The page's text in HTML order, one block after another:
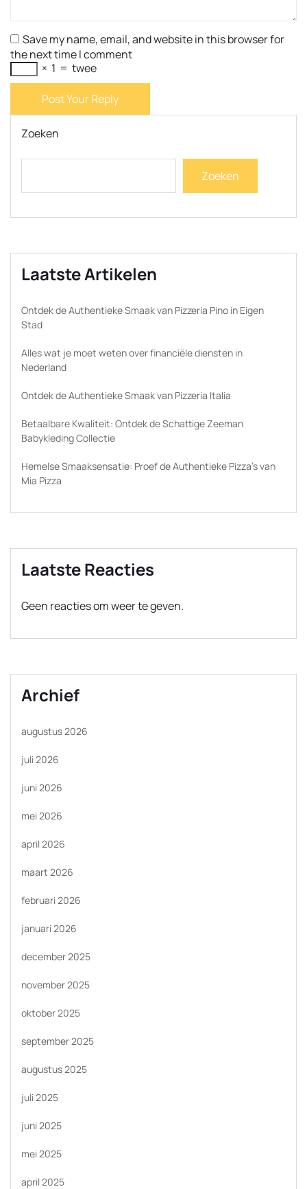
Save my name, email, and website in this browser for
the next time I comment
× 1 = twee
Post Your Reply
Zoeken
Zoeken
Laatste Artikelen
Ontdek de Authentieke Smaak van Pizzeria Pino in Eigen
Stad
Alles wat je moet weten over financiële diensten in
Nederland
Ontdek de Authentieke Smaak van Pizzeria Italia
Betaalbare Kwaliteit: Ontdek de Schattige Zeeman
Babykleding Collectie
Hemelse Smaaksensatie: Proef de Authentieke Pizza’s van
Mia Pizza
Laatste Reacties
Geen reacties om weer te geven.
Archief
augustus 2026
juli 2026
juni 2026
mei 2026
april 2026
maart 2026
februari 2026
januari 2026
december 2025
november 2025
oktober 2025
september 2025
augustus 2025
juli 2025
juni 2025
mei 2025
april 2025